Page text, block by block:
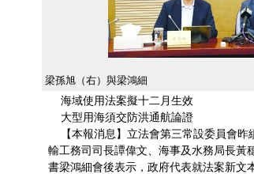
梁孫旭（右）與梁鴻細
海域使用法案擬十二月生效
大型用海須交防洪通航論證
【本報消息】立法會第三常設委員會昨
輸工務司司長譚偉文、海事及水務局長黃
書梁鴻細會後表示，政府代表就法案新文